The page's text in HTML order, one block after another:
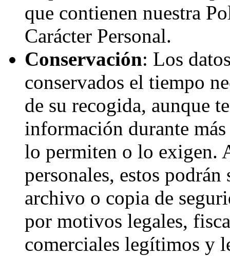
que contienen nuestra
Carácter Personal.
Conservación: Los
conservados el tiempo
de su recogida, aunque
información durante
lo permiten o lo exigen.
personales, estos
archivo o copia de
por motivos legales,
comerciales legítimos y